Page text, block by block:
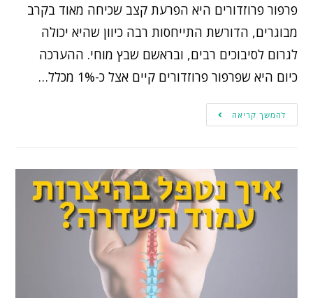
פרפור פרוזדורים היא הפרעת קצב שכיחה מאוד בקרב
מבוגרים, הדורשת התייחסות רבה כיוון שהיא יכולה
לגרום לסיבוכים רבים, ובראשם שבץ מוחי. ההערכה
כיום היא שפרפור פרוזדורים קיים אצל כ-1% מכלל…
להמשך קריאה